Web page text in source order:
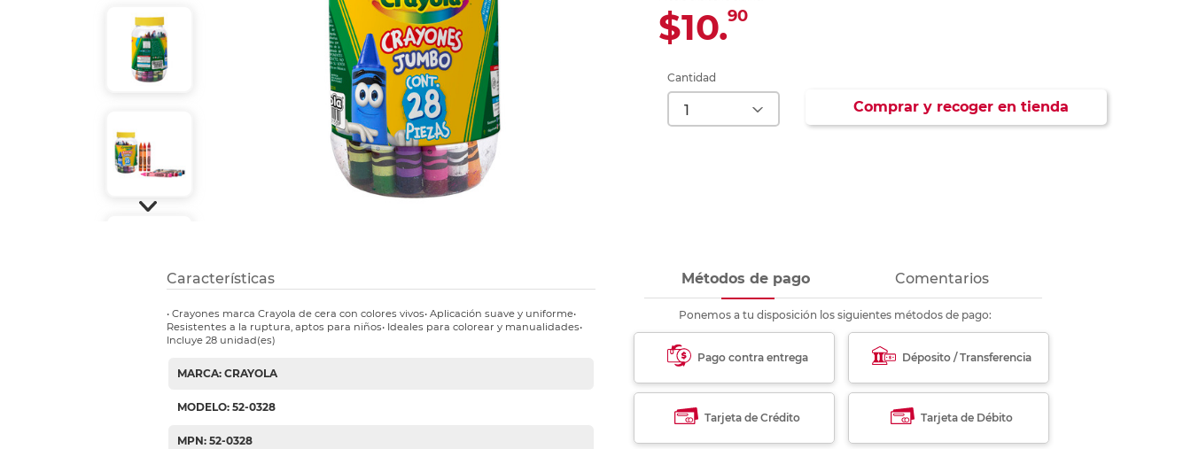
Ver más
Refuerzos para carpeta
Ver más
Ver más
$10.90
Cantidad
Comprar y recoger en tienda
Características
• Crayones marca Crayola de cera con colores vivos• Aplicación suave y uniforme•
Resistentes a la ruptura, aptos para niños• Ideales para colorear y manualidades•
Incluye 28 unidad(es)
MARCA: CRAYOLA
MODELO: 52-0328
MPN: 52-0328
Métodos de pago Comentarios
Ponemos a tu disposición los siguientes métodos de pago:
Pago contra entrega Déposito / Transferencia
Tarjeta de Crédito Tarjeta de Débito